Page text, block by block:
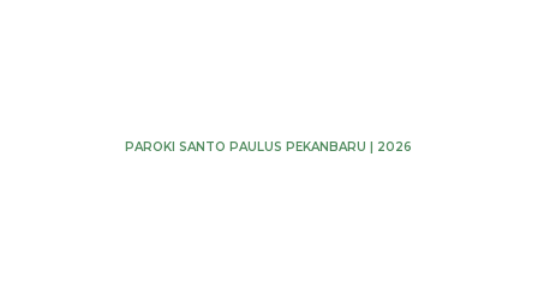
PAROKI SANTO PAULUS PEKANBARU | 2026